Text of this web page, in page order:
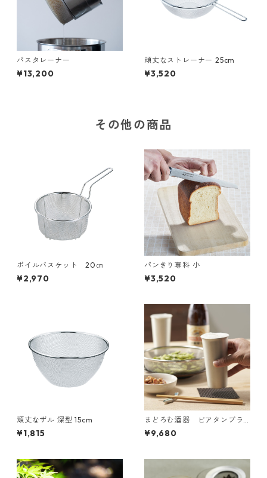
パスタレーナー
¥13,200
頑丈なストレーナー 25cm
¥3,520
その他の商品
ボイルバスケット 20㎝
¥2,970
パンきり専科 小
¥3,520
頑丈なザル 深型 15cm
¥1,815
まどろむ酒器 ビアタンブラ
ー
¥9,680